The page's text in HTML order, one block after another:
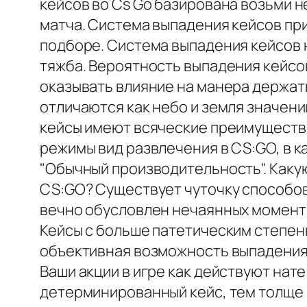
кейсов во Cs Go базирована возьми
матча. Система выпадения кейсов
подборе. Система выпадения
тяжба. Вероятность выпадения
оказывать влияние на манера
отличаются как небо и земля
кейсы имеют всяческие
режимы вид развлечения в CS:GO, в
"Обычный производительность".
CS:GO? Существует чуточку
вечно обусловлен нечаянных
Кейсы с больше патетическим
объективная возможность
Ваши акции в игре как действуют
детерминированный кейс, тем толще